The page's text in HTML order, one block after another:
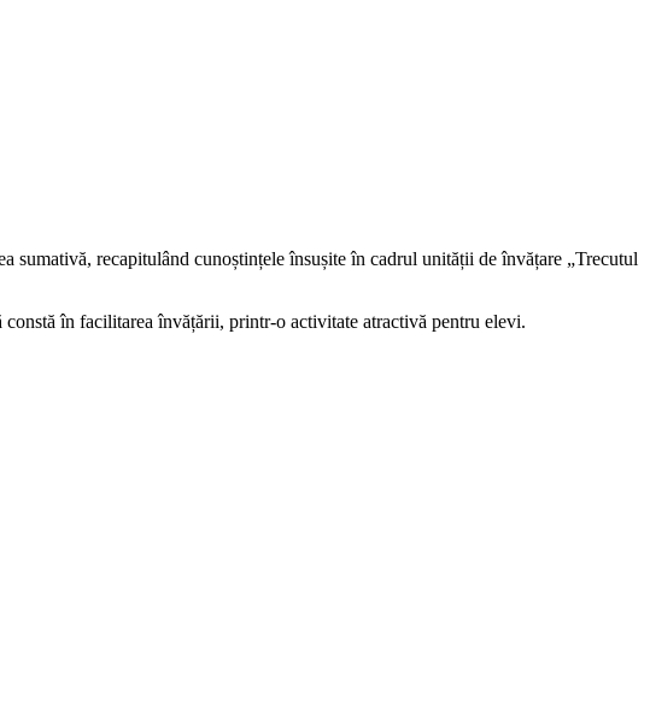
recapitulând cunoștințele însușite în cadrul unității de învățare „Trecutul
în facilitarea învățării, printr-o activitate atractivă pentru elevi.